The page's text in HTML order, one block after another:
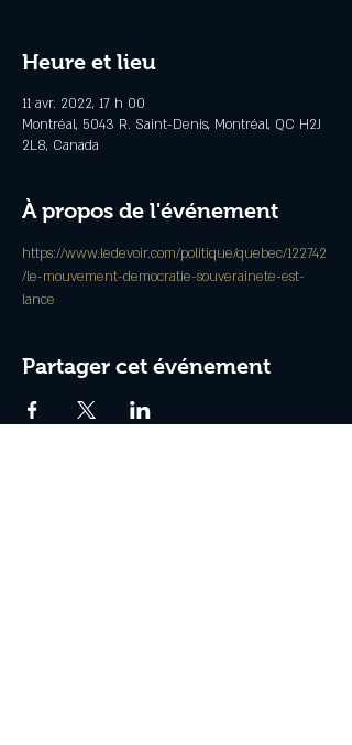
Heure et lieu
11 avr. 2022, 17 h 00
Montréal, 5043 R. Saint-Denis, Montréal, QC H2J
2L8, Canada
À propos de l'événement
https://www.ledevoir.com/politique/quebec/122742
/le-mouvement-democratie-souverainete-est-
lance
Partager cet événement